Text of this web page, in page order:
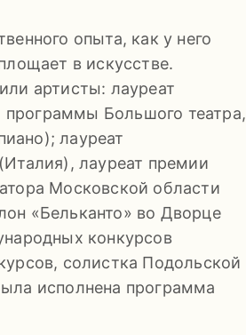
опыта, как у него
в искусстве.
артисты: лауреат
Большого театра,
лауреат
лауреат премии
Московской области
«Бельканто» во Дворце
конкурсов
солистка Подольской
исполнена программа